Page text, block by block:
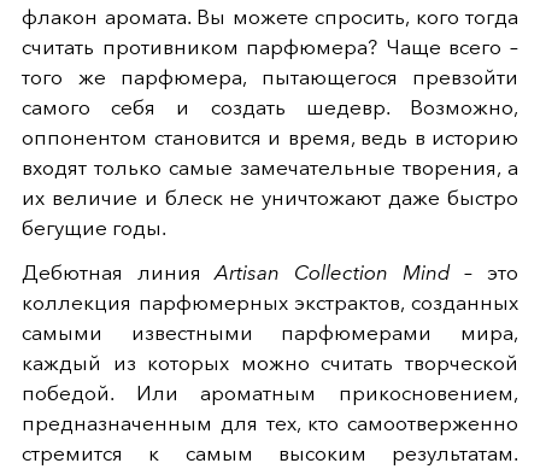
флакон аромата. Вы можете спросить, кого тогда
считать противником парфюмера? Чаще всего –
того же парфюмера, пытающегося превзойти
самого себя и создать шедевр. Возможно,
оппонентом становится и время, ведь в историю
входят только самые замечательные творения, а
их величие и блеск не уничтожают даже быстро
бегущие годы.
Дебютная линияArtisan Collection Mind– это
коллекция парфюмерных экстрактов, созданных
самыми известными парфюмерами мира,
каждый из которых можно считать творческой
победой. Или ароматным прикосновением,
предназначенным для тех, кто самоотверженно
стремится к самым высоким результатам.